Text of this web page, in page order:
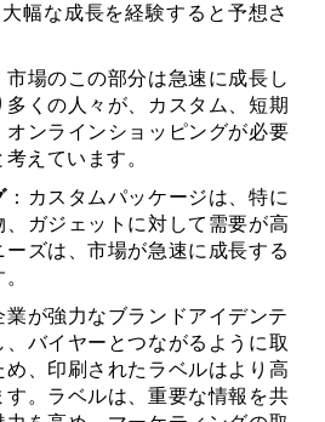
幅な成長を経験すると予想さ
市場のこの部分は急速に成長し
くの人々が、カスタム、短期
オンラインショッピングが必要
えています。
：カスタムパッケージは、特に
ガジェットに対して需要が高
ーズは、市場が急速に成長する
業が強力なブランドアイデンテ
、バイヤーとつながるように取
め、印刷されたラベルはより高
す。ラベルは、重要な情報を共